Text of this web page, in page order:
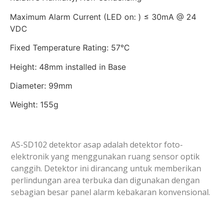
Maximum Alarm Current (LED on: ) ≤ 30mA @ 24
VDC
Fixed Temperature Rating: 57°C
Height: 48mm installed in Base
Diameter: 99mm
Weight: 155g
AS-SD102 detektor asap adalah detektor foto-
elektronik yang menggunakan ruang sensor optik
canggih. Detektor ini dirancang untuk memberikan
perlindungan area terbuka dan digunakan dengan
sebagian besar panel alarm kebakaran konvensional.